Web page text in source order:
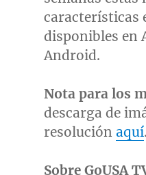
características
disponibles en
Android.
Nota para los
descarga de
resolución aquí.
Sobre GoUSA